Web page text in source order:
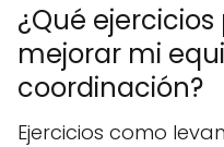
¿Qué
mejorar mi
coordinación?
Ejercicios como